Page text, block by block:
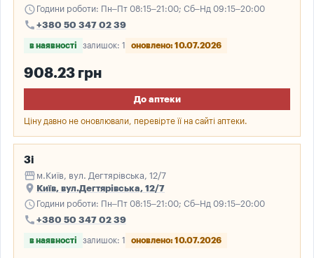
schedule Години роботи: Пн–Пт 08:15–21:00; Сб–Нд 09:15–20:00
call +380 50 347 02 39
в наявності залишок: 1 оновлено: 10.07.2026
908.23 грн
До аптеки
Ціну давно не оновлювали, перевірте її на сайті аптеки.
3і
storefront м.Київ, вул. Дегтярівська, 12/7
place Київ, вул.Дегтярівська, 12/7
schedule Години роботи: Пн–Пт 08:15–21:00; Сб–Нд 09:15–20:00
call +380 50 347 02 39
в наявності залишок: 1 оновлено: 10.07.2026